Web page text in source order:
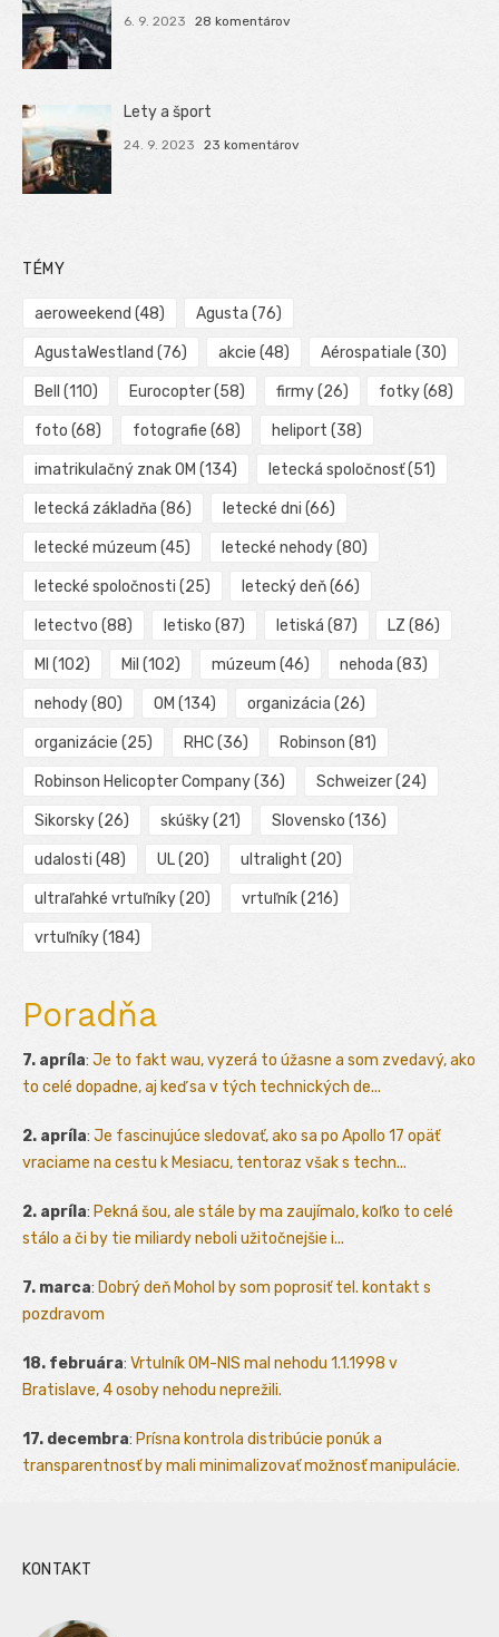
6. 9. 2023 28 komentárov
Lety a šport
24. 9. 2023 23 komentárov
TÉMY
aeroweekend (48) Agusta (76)
AgustaWestland (76) akcie (48) Aérospatiale (30)
Bell (110) Eurocopter(58) firmy(26) fotky(68)
foto (68) fotografie (68) heliport (38)
imatrikulačný znak OM (134) letecká spoločnosť(51)
letecká základňa (86) letecké dni (66)
letecké múzeum (45) letecké nehody(80)
letecké spoločnosti (25) letecký deň(66)
letectvo (88) letisko (87) letiská (87) LZ (86)
MI (102) Mil (102) múzeum (46) nehoda (83)
nehody(80) OM (134) organizácia (26)
organizácie (25) RHC(36) Robinson (81)
Robinson Helicopter Company(36) Schweizer(24)
Sikorsky(26) skúšky(21) Slovensko (136)
udalosti (48) UL(20) ultralight (20)
ultraľahké vrtuľníky(20) vrtuľník(216)
vrtuľníky(184)
Poradňa
7. apríla: Je to fakt wau, vyzerá to úžasne a som zvedavý, ako
to celé dopadne, aj keď sa v tých technických de...
2. apríla: Je fascinujúce sledovať, ako sa po Apollo 17 opäť
vraciame na cestu k Mesiacu, tentoraz však s techn...
2. apríla: Pekná šou, ale stále by ma zaujímalo, koľko to celé
stálo a či by tie miliardy neboli užitočnejšie i...
7. marca: Dobrý deň Mohol by som poprosiť tel. kontakt s
pozdravom
18. februára: Vrtulník OM-NIS mal nehodu 1.1.1998 v
Bratislave, 4 osoby nehodu neprežili.
17. decembra: Prísna kontrola distribúcie ponúk a
transparentnosť by mali minimalizovať možnosť manipulácie.
KONTAKT